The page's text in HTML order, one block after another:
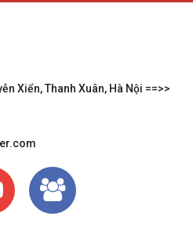
Xiển, Thanh Xuân, Hà Nội ==>>